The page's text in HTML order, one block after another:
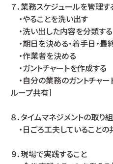
７．業務スケジュールを管理す
・やることを洗い出す
・洗い出した内容を分類する
・期日を決める・着手日・最
・作業者を決める
・ガントチャートを作成する
・自分の業務のガントチャ
ループ共有］
８．タイムマネジメントの取り
・日ごろ工夫していることの
９．現場で実践すること